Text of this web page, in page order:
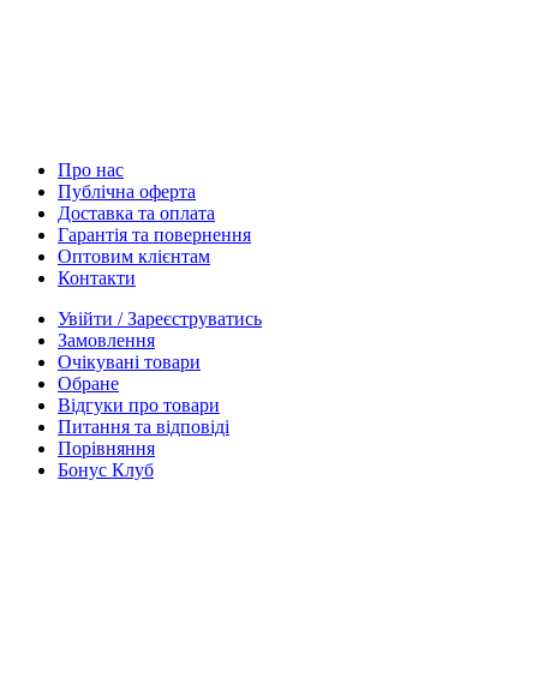
Про нас
Публічна оферта
Доставка та оплата
Гарантія та повернення
Оптовим клієнтам
Контакти
Увійти / Зареєструватись
Замовлення
Очікувані товари
Обране
Відгуки про товари
Питання та відповіді
Порівняння
Бонус Клуб